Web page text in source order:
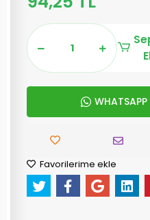
WHATSAPP
Favorilerime ekle